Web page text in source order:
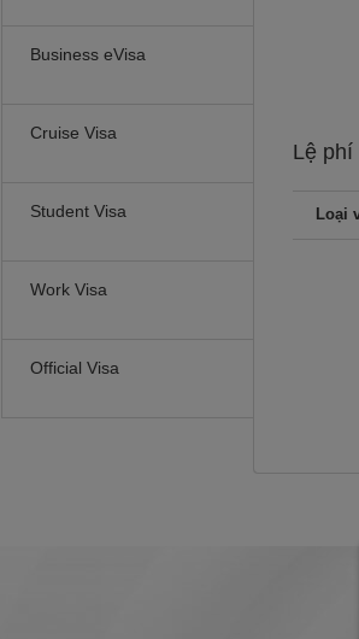
Business eVisa
Cruise Visa
Student Visa
Work Visa
Official Visa
Lệ phí
Loại